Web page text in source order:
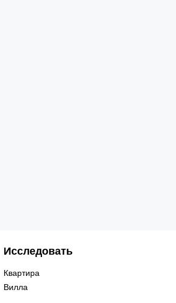
Исследовать
Квартира
Вилла